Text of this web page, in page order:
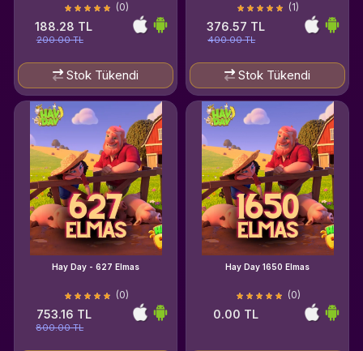
(0)
188.28 TL
200.00 TL
Stok Tükendi
(1)
376.57 TL
400.00 TL
Stok Tükendi
Hay Day - 627 Elmas
(0)
753.16 TL
800.00 TL
Hay Day 1650 Elmas
(0)
0.00 TL